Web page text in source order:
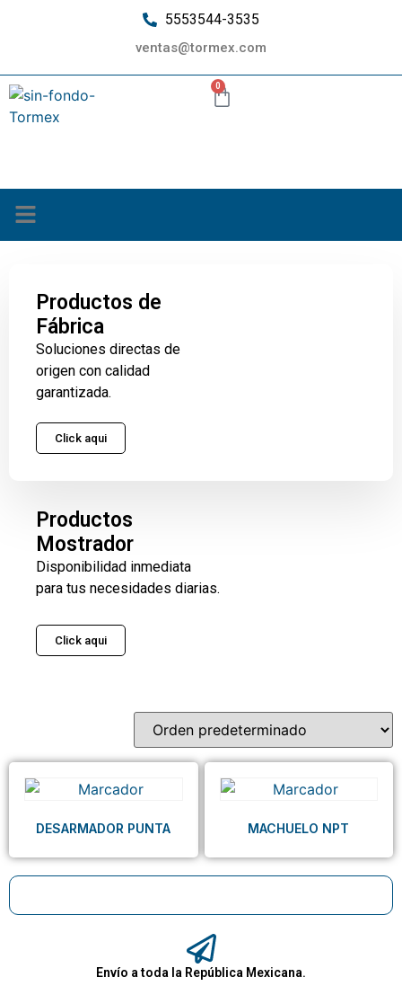
5553544-3535
ventas@tormex.com
0
Envío a toda la República Mexicana.
Productos de
Fábrica
Soluciones directas de
origen con calidad
garantizada.
Click aqui
Productos
Mostrador
Disponibilidad inmediata
para tus necesidades diarias.
Click aqui
DESARMADOR PUNTA MACHUELO NPT